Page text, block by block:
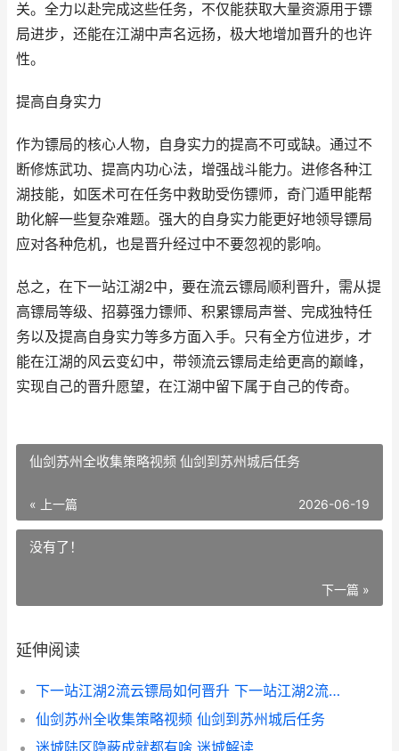
关。全力以赴完成这些任务，不仅能获取大量资源用于镖
局进步，还能在江湖中声名远扬，极大地增加晋升的也许
性。
提高自身实力
作为镖局的核心人物，自身实力的提高不可或缺。通过不
断修炼武功、提高内功心法，增强战斗能力。进修各种江
湖技能，如医术可在任务中救助受伤镖师，奇门遁甲能帮
助化解一些复杂难题。强大的自身实力能更好地领导镖局
应对各种危机，也是晋升经过中不要忽视的影响。
总之，在下一站江湖2中，要在流云镖局顺利晋升，需从提
高镖局等级、招募强力镖师、积累镖局声誉、完成独特任
务以及提高自身实力等多方面入手。只有全方位进步，才
能在江湖的风云变幻中，带领流云镖局走给更高的巅峰，
实现自己的晋升愿望，在江湖中留下属于自己的传奇。
仙剑苏州全收集策略视频 仙剑到苏州城后任务
« 上一篇 2026-06-19
没有了！
下一篇 »
延伸阅读
下一站江湖2流云镖局如何晋升 下一站江湖2流光追影怎么获得
仙剑苏州全收集策略视频 仙剑到苏州城后任务
迷城陆区隐蔽成就都有啥 迷城解读